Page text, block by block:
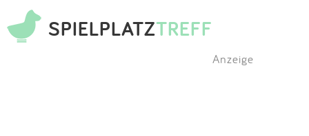
SPIELPLATZTREFF
Anzeige